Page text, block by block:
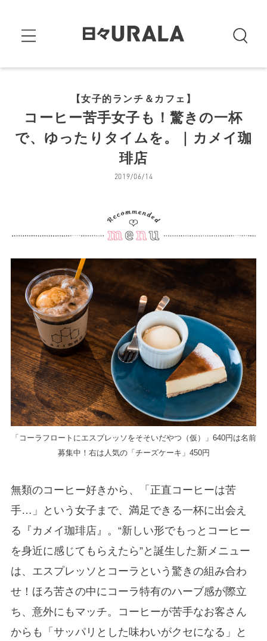
【女子的ランチ＆カフェ】
コーヒー苦手女子も！驚きの一杯
で、ゆったりタイムを。｜カメイ珈
琲店
2019/06/14
「コーラフロートにエスプレッソをそそいだやつ（仮）」640円は名前
募集中！右は人気の「チーズケーキ」450円
無類のコーヒー好きから、「正直コーヒーは苦
手…」という女子まで、満足できる一杯に出会え
る『カメイ珈琲店』。“新しい形でもっとコーヒー
を身近に感じてもらえたら”と誕生した新メニュー
は、エスプレッソとコーラという驚きの組み合わ
せ！ほろ苦さの中にコーラ特有のハーブ感が際立
ち、意外にもマッチ。コーヒーが苦手なお客さん
からも「サッパリとした味わいがクセになる」と